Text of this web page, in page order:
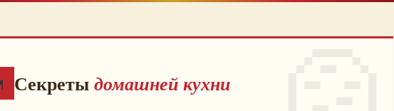
Секретыдомашней кухни